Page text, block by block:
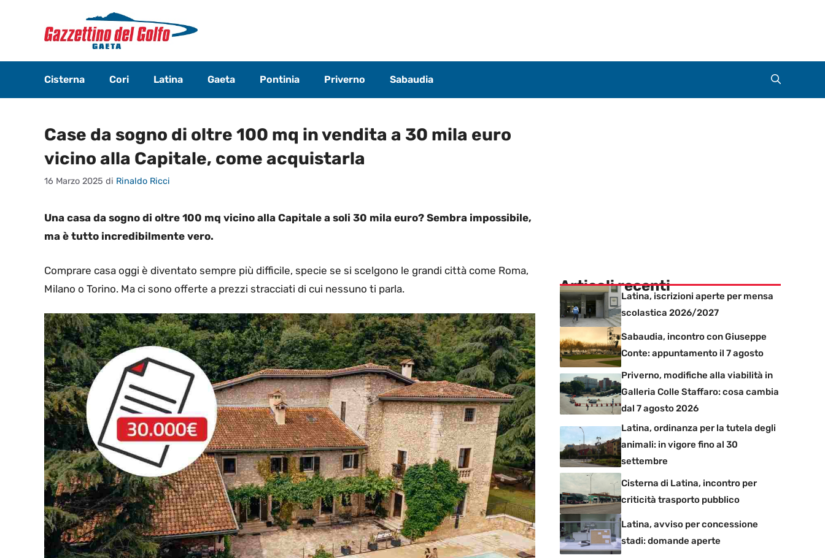
contenuto
Cisterna Cori Latina Gaeta Pontinia Priverno Sabaudia
Case da sogno di oltre 100 mq in vendita a 30 mila euro
vicino alla Capitale, come acquistarla
16 Marzo 2025 di Rinaldo Ricci
Una casa da sogno di oltre 100 mq vicino alla Capitale a soli 30 mila euro? Sembra impossibile,
ma è tutto incredibilmente vero.
Comprare casa oggi è diventato sempre più difficile, specie se si scelgono le grandi città come Roma,
Milano o Torino. Ma ci sono offerte a prezzi stracciati di cui nessuno ti parla.
Articoli recenti
Latina, iscrizioni aperte per mensa
scolastica 2026/2027
Sabaudia, incontro con Giuseppe
Conte: appuntamento il 7 agosto
Priverno, modifiche alla viabilità in
Galleria Colle Staffaro: cosa cambia
dal 7 agosto 2026
Latina, ordinanza per la tutela degli
animali: in vigore fino al 30
settembre
Cisterna di Latina, incontro per
criticità trasporto pubblico
Latina, avviso per concessione
stadi: domande aperte